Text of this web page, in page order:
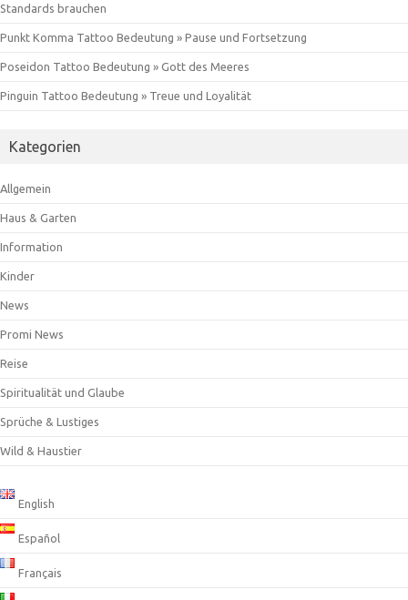
Standards brauchen
Punkt Komma Tattoo Bedeutung » Pause und Fortsetzung
Poseidon Tattoo Bedeutung » Gott des Meeres
Pinguin Tattoo Bedeutung » Treue und Loyalität
Kategorien
Allgemein
Haus & Garten
Information
Kinder
News
Promi News
Reise
Spiritualität und Glaube
Sprüche & Lustiges
Wild & Haustier
English
Español
Français